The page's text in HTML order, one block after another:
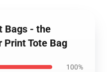
Bags - the
Print Tote Bag
100%